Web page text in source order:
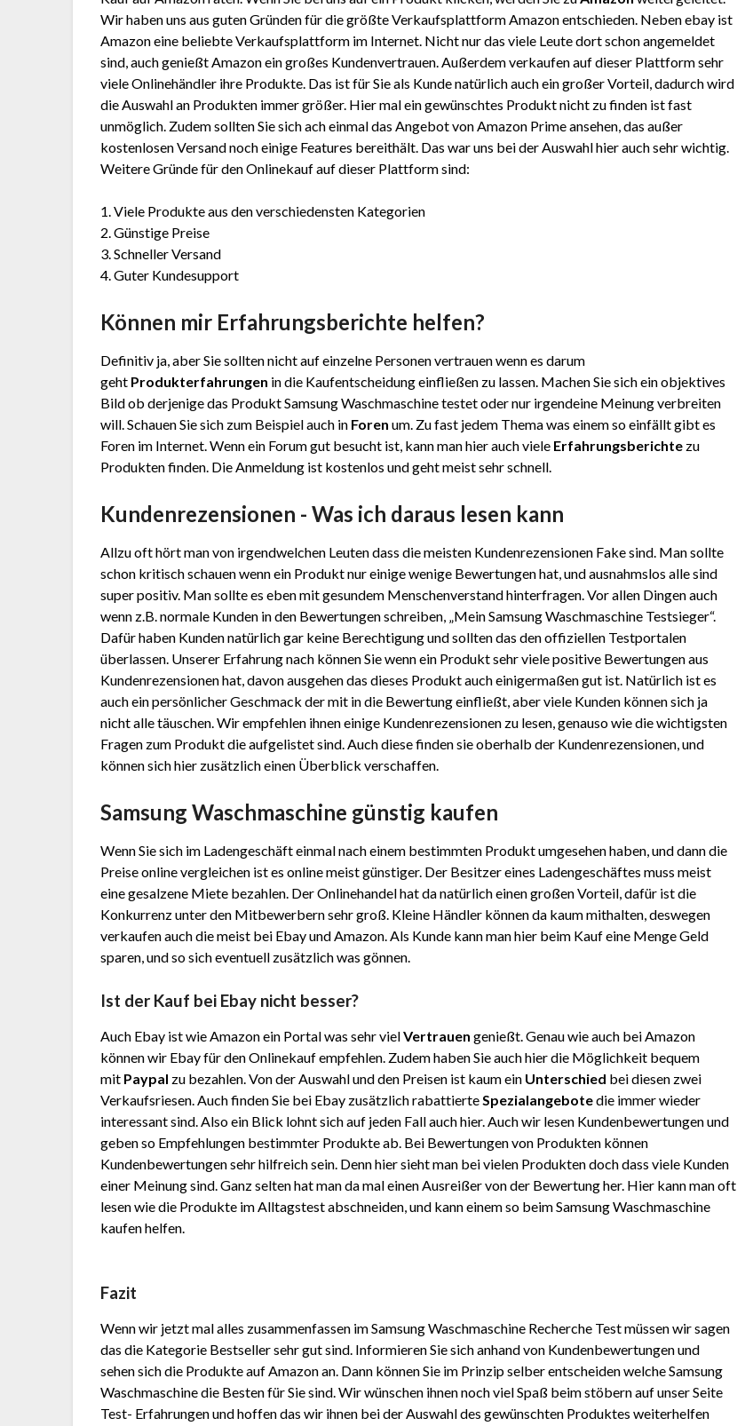
Wir haben uns aus guten Gründen für die größte Verkaufsplattform Amazon entschieden. Neben ebay ist
Amazon eine beliebte Verkaufsplattform im Internet. Nicht nur das viele Leute dort schon angemeldet
sind, auch genießt Amazon ein großes Kundenvertrauen. Außerdem verkaufen auf dieser Plattform sehr
viele Onlinehändler ihre Produkte. Das ist für Sie als Kunde natürlich auch ein großer Vorteil, dadurch wird
die Auswahl an Produkten immer größer. Hier mal ein gewünschtes Produkt nicht zu finden ist fast
unmöglich. Zudem sollten Sie sich ach einmal das Angebot von Amazon Prime ansehen, das außer
kostenlosen Versand noch einige Features bereithält. Das war uns bei der Auswahl hier auch sehr wichtig.
Weitere Gründe für den Onlinekauf auf dieser Plattform sind:
1. Viele Produkte aus den verschiedensten Kategorien
2. Günstige Preise
3. Schneller Versand
4. Guter Kundesupport
Können mir Erfahrungsberichte helfen?
Definitiv ja, aber Sie sollten nicht auf einzelne Personen vertrauen wenn es darum
geht Produkterfahrungen in die Kaufentscheidung einfließen zu lassen. Machen Sie sich ein objektives
Bild ob derjenige das Produkt Samsung Waschmaschine testet oder nur irgendeine Meinung verbreiten
will. Schauen Sie sich zum Beispiel auch in Foren um. Zu fast jedem Thema was einem so einfällt gibt es
Foren im Internet. Wenn ein Forum gut besucht ist, kann man hier auch viele Erfahrungsberichte zu
Produkten finden. Die Anmeldung ist kostenlos und geht meist sehr schnell.
Kundenrezensionen - Was ich daraus lesen kann
Allzu oft hört man von irgendwelchen Leuten dass die meisten Kundenrezensionen Fake sind. Man sollte
schon kritisch schauen wenn ein Produkt nur einige wenige Bewertungen hat, und ausnahmslos alle sind
super positiv. Man sollte es eben mit gesundem Menschenverstand hinterfragen. Vor allen Dingen auch
wenn z.B. normale Kunden in den Bewertungen schreiben, „Mein Samsung Waschmaschine Testsieger“.
Dafür haben Kunden natürlich gar keine Berechtigung und sollten das den offiziellen Testportalen
überlassen. Unserer Erfahrung nach können Sie wenn ein Produkt sehr viele positive Bewertungen aus
Kundenrezensionen hat, davon ausgehen das dieses Produkt auch einigermaßen gut ist. Natürlich ist es
auch ein persönlicher Geschmack der mit in die Bewertung einfließt, aber viele Kunden können sich ja
nicht alle täuschen. Wir empfehlen ihnen einige Kundenrezensionen zu lesen, genauso wie die wichtigsten
Fragen zum Produkt die aufgelistet sind. Auch diese finden sie oberhalb der Kundenrezensionen, und
können sich hier zusätzlich einen Überblick verschaffen.
Samsung Waschmaschine günstig kaufen
Wenn Sie sich im Ladengeschäft einmal nach einem bestimmten Produkt umgesehen haben, und dann die
Preise online vergleichen ist es online meist günstiger. Der Besitzer eines Ladengeschäftes muss meist
eine gesalzene Miete bezahlen. Der Onlinehandel hat da natürlich einen großen Vorteil, dafür ist die
Konkurrenz unter den Mitbewerbern sehr groß. Kleine Händler können da kaum mithalten, deswegen
verkaufen auch die meist bei Ebay und Amazon. Als Kunde kann man hier beim Kauf eine Menge Geld
sparen, und so sich eventuell zusätzlich was gönnen.
Ist der Kauf bei Ebay nicht besser?
Auch Ebay ist wie Amazon ein Portal was sehr vielVertrauen genießt. Genau wie auch bei Amazon
können wir Ebay für den Onlinekauf empfehlen. Zudem haben Sie auch hier die Möglichkeit bequem
mit Paypal zu bezahlen. Von der Auswahl und den Preisen ist kaum ein Unterschied bei diesen zwei
Verkaufsriesen. Auch finden Sie bei Ebay zusätzlich rabattierteSpezialangebotedie immer wieder
interessant sind. Also ein Blick lohnt sich auf jeden Fall auch hier. Auch wir lesen Kundenbewertungen und
geben so Empfehlungen bestimmter Produkte ab. Bei Bewertungen von Produkten können
Kundenbewertungen sehr hilfreich sein. Denn hier sieht man bei vielen Produkten doch dass viele Kunden
einer Meinung sind. Ganz selten hat man da mal einen Ausreißer von der Bewertung her. Hier kann man oft
lesen wie die Produkte im Alltagstest abschneiden, und kann einem so beim Samsung Waschmaschine
kaufen helfen.
Fazit
Wenn wir jetzt mal alles zusammenfassen im Samsung Waschmaschine Recherche Test müssen wir sagen
das die Kategorie Bestseller sehr gut sind. Informieren Sie sich anhand von Kundenbewertungen und
sehen sich die Produkte auf Amazon an. Dann können Sie im Prinzip selber entscheiden welche Samsung
Waschmaschine die Besten für Sie sind. Wir wünschen ihnen noch viel Spaß beim stöbern auf unser Seite
Test- Erfahrungen und hoffen das wir ihnen bei der Auswahl des gewünschten Produktes weiterhelfen